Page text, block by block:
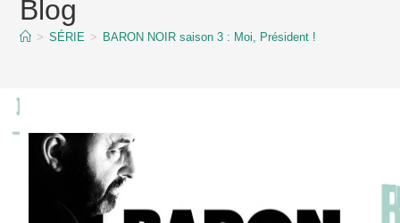
contentBlog
> SÉRIE > BARON NOIR saison 3 : Moi, Président !